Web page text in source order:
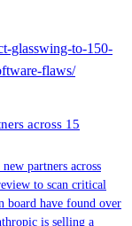
glasswing-to-150-
flaws/
across 15
partners across
to scan critical
board have found over
is selling a